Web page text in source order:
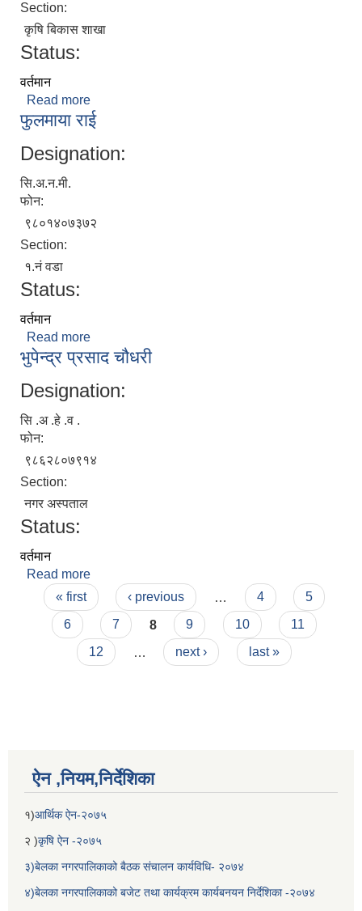
Section:
कृषि बिकास शाखा
Status:
वर्तमान
Read more
फुलमाया राई
Designation:
सि.अ.न.मी.
फोन:
९८०१४०७३७२
Section:
१.नं वडा
Status:
वर्तमान
Read more
भुपेन्द्र प्रसाद चौधरी
Designation:
सि .अ .हे .व .
फोन:
९८६२८०७९१४
Section:
नगर अस्पताल
Status:
वर्तमान
Read more
Pages
« first ‹ previous 4
5
6
7 8 9 10
11
12
next › last »
ऐन ,नियम,निर्देशिका
१)आर्थिक ऐन-२०७५
२ )कृषि ऐन -२०७५
३)बेलका नगरपालिकाको बैठक संचालन कार्यविधि- २०७४
४)बेलका नगरपालिकाको बजेट तथा कार्यक्रम कार्यबनयन निर्देशिका -२०७४